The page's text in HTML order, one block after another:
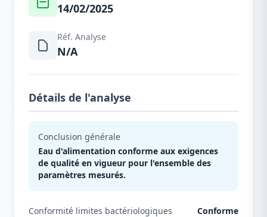
14/02/2025
Réf. Analyse
N/A
Détails de l'analyse
Conclusion générale
Eau d'alimentation conforme aux exigences
de qualité en vigueur pour l'ensemble des
paramètres mesurés.
Conformité limites bactériologiques Conforme